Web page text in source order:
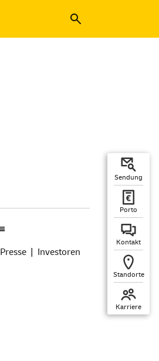
Sendung
Porto
Kontakt
Standorte
Karriere
Presse Investoren